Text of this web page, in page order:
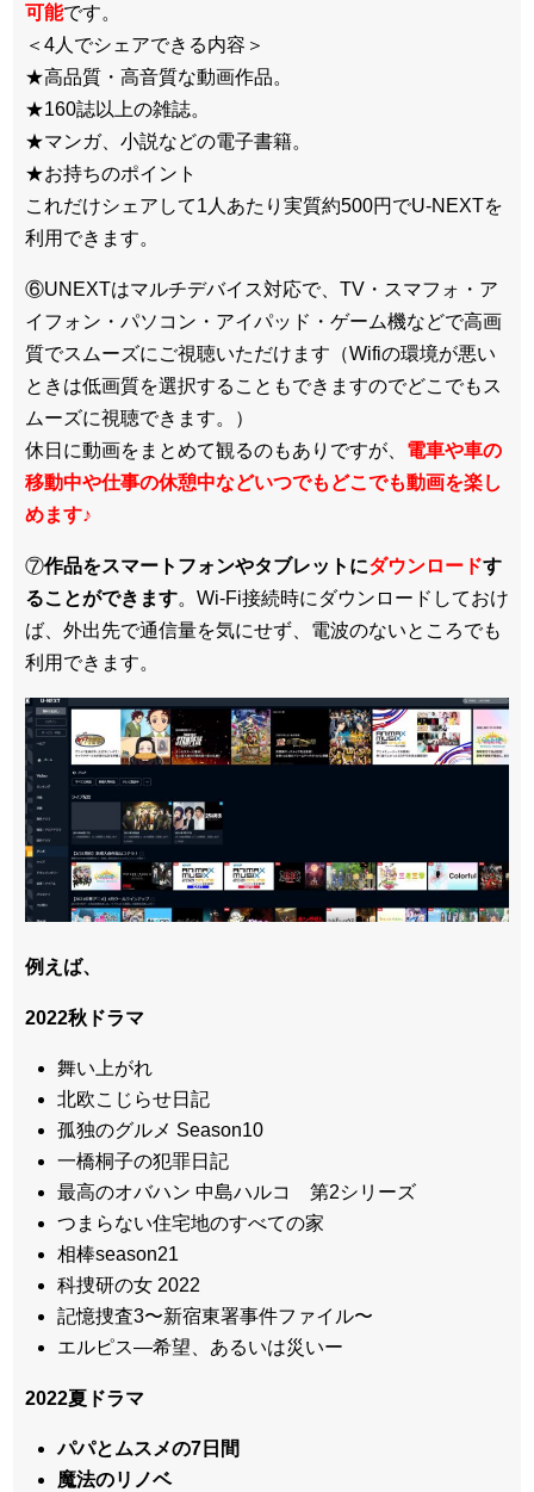
可能です。
＜4人でシェアできる内容＞
★高品質・高音質な動画作品。
★160誌以上の雑誌。
★マンガ、小説などの電子書籍。
★お持ちのポイント
これだけシェアして1人あたり実質約500円でU-NEXTを
利用できます。
⑥UNEXTはマルチデバイス対応で、TV・スマフォ・ア
イフォン・パソコン・アイパッド・ゲーム機などで高画
質でスムーズにご視聴いただけます（Wifiの環境が悪い
ときは低画質を選択することもできますのでどこでもス
ムーズに視聴できます。）
休日に動画をまとめて観るのもありですが、 電車や車の
移動中や仕事の休憩中などいつでもどこでも動画を楽し
めます♪
⑦作品をスマートフォンやタブレットにダウンロードす
ることができます。Wi-Fi接続時にダウンロードしておけ
ば、外出先で通信量を気にせず、電波のないところでも
利用できます。
例えば、
2022秋ドラマ
舞い上がれ
北欧こじらせ日記
孤独のグルメ Season10
一橋桐子の犯罪日記
最高のオバハン 中島ハルコ 第2シリーズ
つまらない住宅地のすべての家
相棒season21
科捜研の女 2022
記憶捜査3〜新宿東署事件ファイル〜
エルピス―希望、あるいは災いー
2022夏ドラマ
パパとムスメの7日間
魔法のリノベ